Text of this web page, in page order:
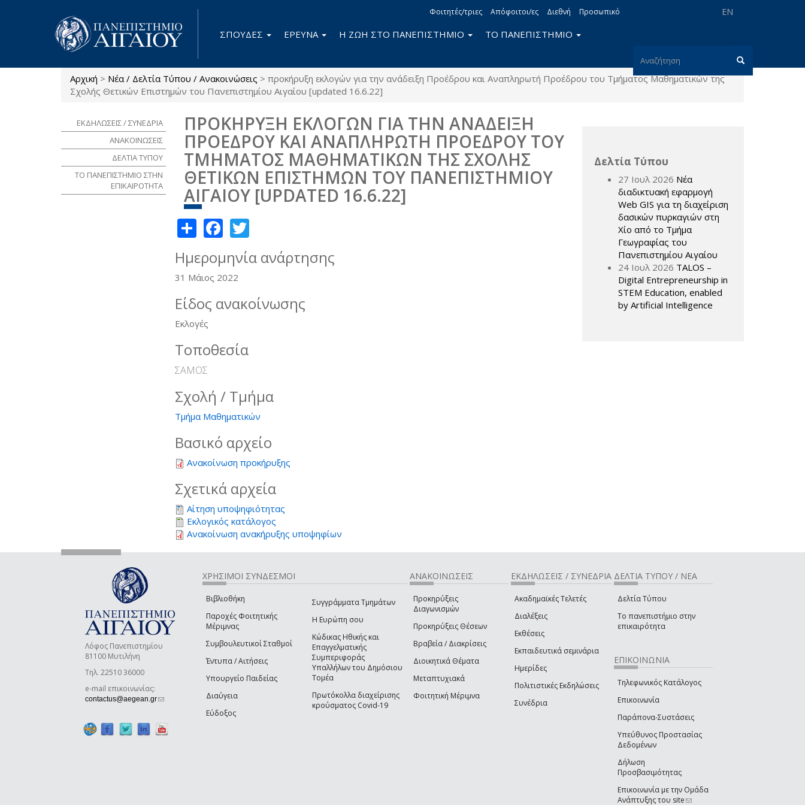
EN
Φοιτητές/τριες Απόφοιτοι/ες Διεθνή Προσωπικό
Φόρμα
αναζήτησης
Αναζήτηση
ΣΠΟΥΔΕΣ ΕΡΕΥΝΑ Η ΖΩΗ ΣΤΟ ΠΑΝΕΠΙΣΤΗΜΙΟ ΤΟ ΠΑΝΕΠΙΣΤΗΜΙΟ
Είστε εδώ
Αρχική > Νέα / Δελτία Τύπου / Ανακοινώσεις > προκήρυξη εκλογών για την ανάδειξη Προέδρου και Αναπληρωτή Προέδρου του Τμήματος Μαθηματικών της
Σχολής Θετικών Επιστημών του Πανεπιστημίου Αιγαίου [updated 16.6.22]
ΠΡΟΚΗΡΥΞΗ ΕΚΛΟΓΩΝ ΓΙΑ ΤΗΝ ΑΝΑΔΕΙΞΗ
ΠΡΟΕΔΡΟΥ ΚΑΙ ΑΝΑΠΛΗΡΩΤΗ ΠΡΟΕΔΡΟΥ ΤΟΥ
ΤΜΗΜΑΤΟΣ ΜΑΘΗΜΑΤΙΚΩΝ ΤΗΣ ΣΧΟΛΗΣ
ΘΕΤΙΚΩΝ ΕΠΙΣΤΗΜΩΝ ΤΟΥ ΠΑΝΕΠΙΣΤΗΜΙΟΥ
ΑΙΓΑΙΟΥ [UPDATED 16.6.22]
ShareFacebook
Ημερομηνία ανάρτησης
31 Μάιος 2022
Είδος ανακοίνωσης
Εκλογές
Τοποθεσία
ΣΑΜΟΣ
Σχολή / Τμήμα
Τμήμα Μαθηματικών
Βασικό αρχείο
Ανακοίνωση προκήρυξης
Σχετικά αρχεία
Αίτηση υποψηφιότητας
Εκλογικός κατάλογος
Ανακοίνωση ανακήρυξης υποψηφίων
ΕΚΔΗΛΩΣΕΙΣ / ΣΥΝΕΔΡΙΑ
ΑΝΑΚΟΙΝΩΣΕΙΣ
ΔΕΛΤΙΑ ΤΥΠΟΥ
ΤΟ ΠΑΝΕΠΙΣΤΗΜΙΟ ΣΤΗΝ
ΕΠΙΚΑΙΡΟΤΗΤΑ
Δελτία Τύπου
27 Ιουλ 2026 Νέα
διαδικτυακή εφαρμογή
Web GIS για τη διαχείριση
δασικών πυρκαγιών στη
Χίο από το Τμήμα
Γεωγραφίας του
Πανεπιστημίου Αιγαίου
24 Ιουλ 2026 TALOS –
Digital Entrepreneurship in
STEM Education, enabled
by Artificial Intelligence
Λόφος Πανεπιστημίου
81100 Μυτιλήνη
Τηλ. 22510 36000
e-mail επικοινωνίας:
contactus@aegean.gr(link sends e-mail)
ΧΡΗΣΙΜΟΙ ΣΥΝΔΕΣΜΟΙ
Βιβλιοθήκη
Παροχές Φοιτητικής
Μέριμνας
Συμβουλευτικοί Σταθμοί
Έντυπα / Αιτήσεις
Υπουργείο Παιδείας
Διαύγεια
Εύδοξος
Συγγράμματα Τμημάτων
Η Ευρώπη σου
Κώδικας Ηθικής και
Επαγγελματικής
Συμπεριφοράς
Υπαλλήλων του Δημόσιου
Τομέα
Πρωτόκολλα διαχείρισης
κρούσματος Covid-19
ΑΝΑΚΟΙΝΩΣΕΙΣ
Προκηρύξεις
Διαγωνισμών
Προκηρύξεις Θέσεων
Βραβεία / Διακρίσεις
Διοικητικά Θέματα
Μεταπτυχιακά
Φοιτητική Μέριμνα
ΕΚΔΗΛΩΣΕΙΣ / ΣΥΝΕΔΡΙΑ
Ακαδημαϊκές Τελετές
Διαλέξεις
Εκθέσεις
Εκπαιδευτικά σεμινάρια
Ημερίδες
Πολιτιστικές Εκδηλώσεις
Συνέδρια
ΔΕΛΤΙΑ ΤΥΠΟΥ / ΝΕΑ
Δελτία Τύπου
Το πανεπιστήμιο στην
επικαιρότητα
ΕΠΙΚΟΙΝΩΝΙΑ
Τηλεφωνικός Κατάλογος
Επικοινωνία
Παράπονα-Συστάσεις
Υπεύθυνος Προστασίας
Δεδομένων
Δήλωση
Προσβασιμότητας
Επικοινωνία με την Ομάδα
Ανάπτυξης του site(link sends e-mail)